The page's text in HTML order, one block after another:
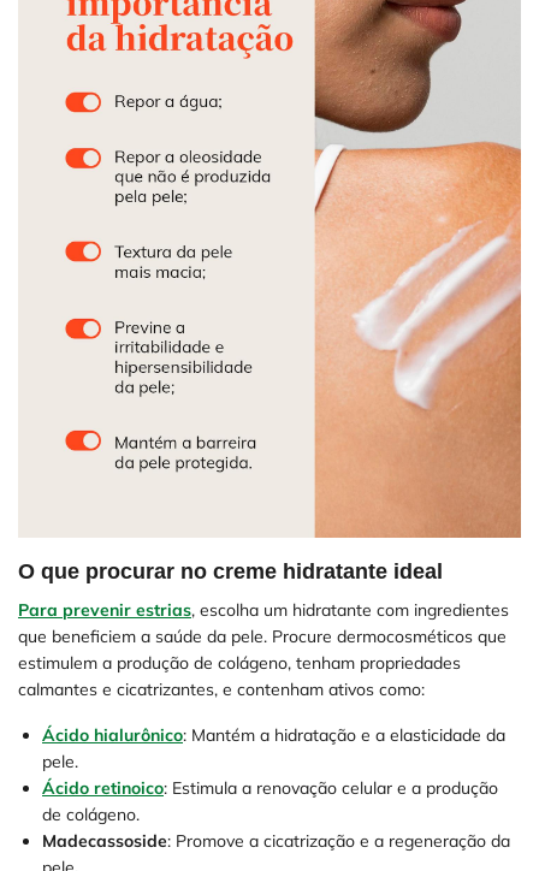
O que procurar no creme hidratante ideal
Para prevenir estrias, escolha um hidratante com ingredientes
que beneficiem a saúde da pele. Procure dermocosméticos que
estimulem a produção de colágeno, tenham propriedades
calmantes e cicatrizantes, e contenham ativos como:
Ácido hialurônico: Mantém a hidratação e a elasticidade da
pele.
Ácido retinoico: Estimula a renovação celular e a produção
de colágeno.
Madecassoside: Promove a cicatrização e a regeneração da